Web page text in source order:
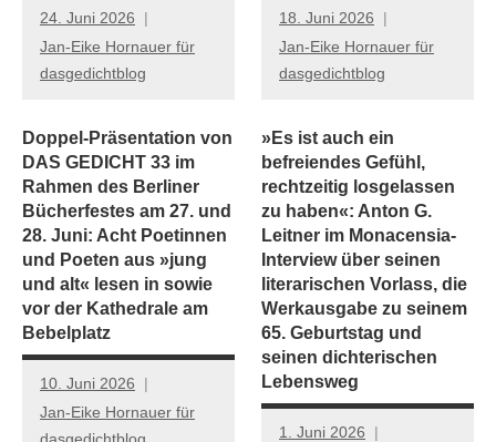
24. Juni 2026
Jan-Eike Hornauer für
dasgedichtblog
18. Juni 2026
Jan-Eike Hornauer für
dasgedichtblog
Doppel-Präsentation von
DAS GEDICHT 33 im
Rahmen des Berliner
Bücherfestes am 27. und
28. Juni: Acht Poetinnen
und Poeten aus »jung
und alt« lesen in sowie
vor der Kathedrale am
Bebelplatz
10. Juni 2026
Jan-Eike Hornauer für
»Es ist auch ein
befreiendes Gefühl,
rechtzeitig losgelassen
zu haben«: Anton G.
Leitner im Monacensia-
Interview über seinen
literarischen Vorlass, die
Werkausgabe zu seinem
65. Geburtstag und
seinen dichterischen
Lebensweg
1. Juni 2026